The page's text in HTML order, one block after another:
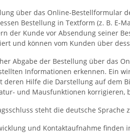
über das Online-Bestellformular
Bestellung in Textform (z. B. E-
der Kunde vor Absendung seiner
und können vom Kunden über
Abgabe der Bestellung über das
Informationen erkennen. Ein
deren Hilfe die Darstellung auf dem
und Mausfunktionen korrigieren,
steht die deutsche Sprache
und Kontaktaufnahme finden